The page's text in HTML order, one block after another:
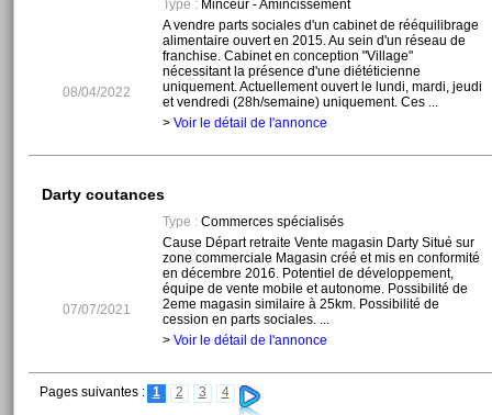
08/04/2022
Type :Minceur - Amincissement
A vendre parts sociales d'un cabinet de rééquilibrage
alimentaire ouvert en 2015. Au sein d'un réseau de
franchise. Cabinet en conception "Village"
nécessitant la présence d'une diététicienne
uniquement. Actuellement ouvert le lundi, mardi, jeudi
et vendredi (28h/semaine) uniquement. Ces ...
> Voir le détail de l'annonce
Darty coutances
07/07/2021
Type :Commerces spécialisés
Cause Départ retraite Vente magasin Darty Situé sur
zone commerciale Magasin créé et mis en conformité
en décembre 2016. Potentiel de développement,
équipe de vente mobile et autonome. Possibilité de
2eme magasin similaire à 25km. Possibilité de
cession en parts sociales. ...
> Voir le détail de l'annonce
Pages suivantes : 1 2 3 4